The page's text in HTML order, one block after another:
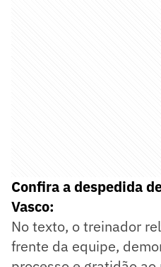
Confira a despedida
Vasco:
No texto, o treinador
frente da equipe,